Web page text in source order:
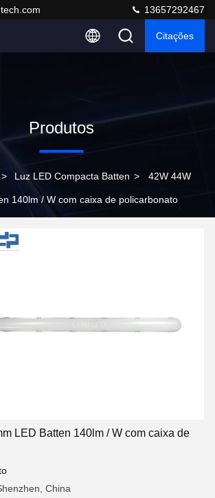
13657292467
Citações
Produtos
> Luz LED Compacta Batten > 42W 44W
140lm / W com caixa de policarbonato
LED Batten 140lm / W com caixa de
China